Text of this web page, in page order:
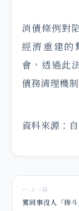
消債條例對
經濟重建的
會，透過此
債務清理機制
資料來源：
← 上一篇
罵同事沒人「捧